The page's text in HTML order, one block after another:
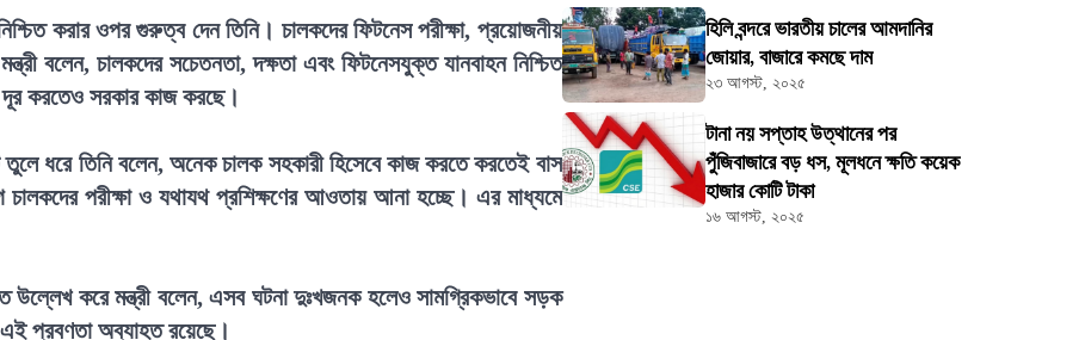
করার ওপর গুরুত্ব দেন তিনি। চালকদের ফিটনেস পরীক্ষা, প্রয়োজনীয়
বলেন, চালকদের সচেতনতা, দক্ষতা এবং ফিটনেসযুক্ত যানবাহন নিশ্চিত
দূর করতেও সরকার কাজ করছে।
তুলে ধরে তিনি বলেন, অনেক চালক সহকারী হিসেবে কাজ করতে করতেই বাস
চালকদের পরীক্ষা ও যথাযথ প্রশিক্ষণের আওতায় আনা হচ্ছে। এর মাধ্যমে
উল্লেখ করে মন্ত্রী বলেন, এসব ঘটনা দুঃখজনক হলেও সামগ্রিকভাবে সড়ক
এই প্রবণতা অব্যাহত রয়েছে।
হিলি বন্দরে ভারতীয় চালের আমদানির
জোয়ার, বাজারে কমছে দাম
২৩ আগস্ট, ২০২৫
টানা নয় সপ্তাহ উত্থানের পর
পুঁজিবাজারে বড় ধস, মূলধনে ক্ষতি কয়েক
হাজার কোটি টাকা
১৬ আগস্ট, ২০২৫